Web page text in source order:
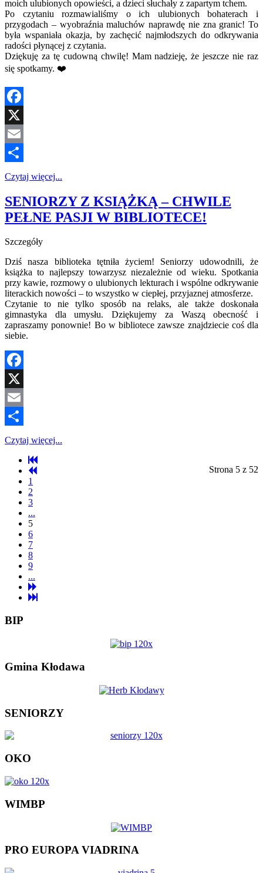
moich ulubionych opowieści, a dzieci słuchały z zapartym tchem.
Po czytaniu rozmawialiśmy o ich ulubionych bohaterach i
przygodach – wyobraźnia maluchów naprawdę nie zna granic! To
była wspaniała okazja, by zachęcić najmłodszych do odkrywania
radości płynącej z czytania.
Dziękuję za tę cudowną chwilę! Mam nadzieję, że jeszcze nie raz
się spotkamy. ❤️
Facebook
X
Email
Share
Czytaj więcej...
SENIORZY Z KSIĄŻKĄ – CHWILE
PEŁNE PASJI W BIBLIOTECE!
Szczegóły
Dziś nasza biblioteka tętniła życiem! Seniorzy udowodnili, że
książka to najlepszy towarzysz niezależnie od wieku. Spotkania
przy kawie, rozmowy o ulubionych lekturach i wspólne odkrywanie
literackich nowości – to wszystko w ciepłej, przyjaznej atmosferze.
Czytanie to nie tylko sposób na relaks, ale także doskonała
gimnastyka dla umysłu. Dziękujemy za Waszą obecność i
zapraszamy ponownie! Bo w bibliotece zawsze znajdziecie coś dla
siebie.
Facebook
X
Email
Share
Czytaj więcej...
Strona 5 z 52
1
2
3
...
5
6
7
8
9
...
BIP
Gmina Kłodawa
SENIORZY
OKO
WIMBP
PRO EUROPA VIADRINA